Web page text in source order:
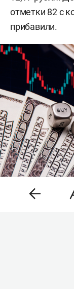
отметки 82 с
прибавили.